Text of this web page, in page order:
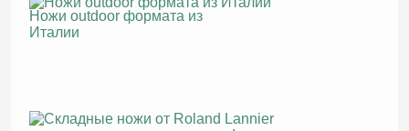
Ножи outdoor формата из
Италии